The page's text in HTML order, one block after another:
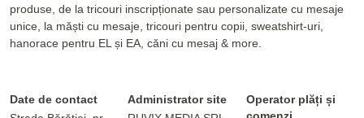
produse, de la tricouri inscripționate sau personalizate cu mesaje
unice, la măști cu mesaje, tricouri pentru copii, sweatshirt-uri,
hanorace pentru EL și EA, căni cu mesaj & more.
Date de contact
Administrator site
Operator plăți și